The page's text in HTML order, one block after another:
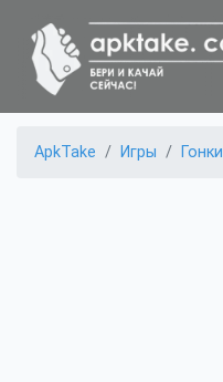
ApkTake Игры Гонки